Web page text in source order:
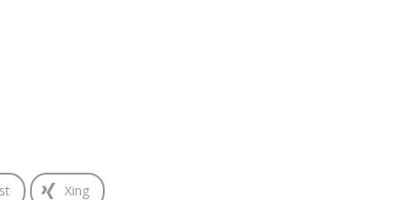
Xing